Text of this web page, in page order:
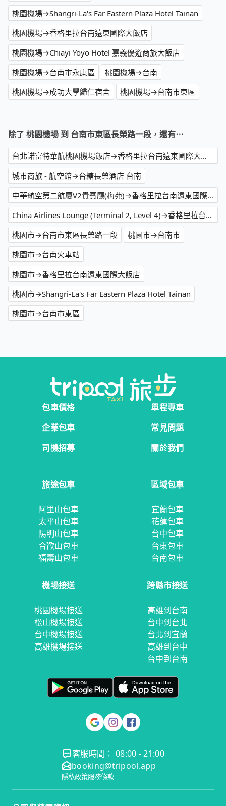
桃園機場→Shangri-La's Far Eastern Plaza Hotel Tainan
桃園機場→香格里拉台南遠東國際大飯店
桃園機場→Chiayi Yoyo Hotel 嘉義優遊商旅大飯店
桃園機場→台南市永康區
桃園機場→台南
桃園機場→成功大學歸仁宿舍
桃園機場→台南市東區
除了 桃園機場 到 台南市東區長榮路一段，還有⋯
台北諾富特華航桃園機場飯店→香格里拉台南遠東國際大飯店
城市商旅 - 航空館→台糖長榮酒店 台南
中華航空第二航廈V2貴賓廳(梅苑)→香格里拉台南遠東國際大飯店
China Airlines Lounge (Terminal 2, Level 4)→香格里拉台南遠東國際大飯店
桃園市→台南市東區長榮路一段
桃園市→台南市
桃園市→台南火車站
桃園市→香格里拉台南遠東國際大飯店
桃園市→Shangri-La's Far Eastern Plaza Hotel Tainan
桃園市→台南市東區
包車價格
單程專車
企業包車
常見問題
司機招募
關於我們
旅途包車
阿里山包車
太平山包車
陽明山包車
合歡山包車
福壽山包車
區域包車
宜蘭包車
花蓮包車
台中包車
台東包車
台南包車
機場接送
桃園機場接送
松山機場接送
台中機場接送
高雄機場接送
跨縣市接送
高雄到台南
台中到台北
台北到宜蘭
高雄到台中
台中到台南
客服時間： 08:00 - 21:00
booking@tripool.app
隱私政策服務條款